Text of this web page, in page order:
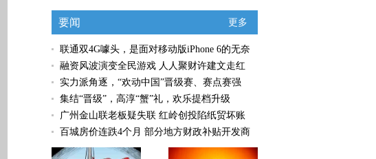
要闻 更多
联通双4G噱头，是面对移动版iPhone 6的无奈
融资风波演变全民游戏 人人聚财许建文走红
实力派角逐，“欢动中国”晋级赛、赛点赛强
集结“晋级”，高淳“蟹”礼，欢乐提档升级
广州金山联老板疑失联 红岭创投陷纸贸坏账
百城房价连跌4个月 部分地方财政补贴开发商